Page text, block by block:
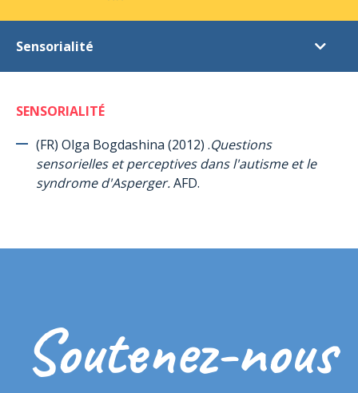
Evénements Publications Médias
Sensorialité
Introduction
Autisme
Le syndrome d’Asperger (en général)
Le syndrome d’Asperger (chez les femmes et les filles)
ABA (Applied Behaviour Analysis) = Analyse appliquée du
Pragmatique du langage / Communication
Enseignement
SENSORIALITÉ
(FR) Olga Bogdashina (2012) .Questions
sensorielles et perceptives dans l'autisme et le
syndrome d'Asperger.AFD.
Soutenez-nous